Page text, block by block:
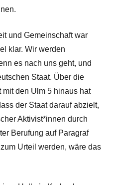
und Gemeinschaft war
klar. Wir werden
es nach uns geht, und
Staat. Über die
den Ulm 5 hinaus hat
der Staat darauf abzielt,
Aktivist*innen durch
Berufung auf Paragraf
Urteil werden, wäre das